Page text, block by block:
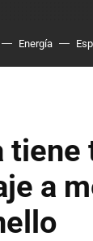
Energía
a